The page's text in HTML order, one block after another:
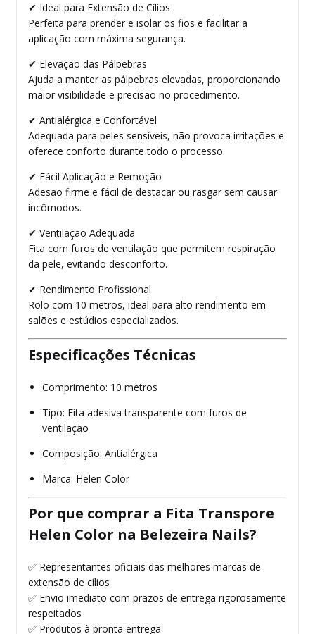
✔ Ideal para Extensão de Cílios
Perfeita para prender e isolar os fios e facilitar a
aplicação com máxima segurança.
✔ Elevação das Pálpebras
Ajuda a manter as pálpebras elevadas, proporcionando
maior visibilidade e precisão no procedimento.
✔ Antialérgica e Confortável
Adequada para peles sensíveis, não provoca irritações e
oferece conforto durante todo o processo.
✔ Fácil Aplicação e Remoção
Adesão firme e fácil de destacar ou rasgar sem causar
incômodos.
✔ Ventilação Adequada
Fita com furos de ventilação que permitem respiração
da pele, evitando desconforto.
✔ Rendimento Profissional
Rolo com 10 metros, ideal para alto rendimento em
salões e estúdios especializados.
Especificações Técnicas
Comprimento: 10 metros
Tipo: Fita adesiva transparente com furos de
ventilação
Composição: Antialérgica
Marca: Helen Color
Por que comprar a Fita Transpore
Helen Color na Belezeira Nails?
✅ Representantes oficiais das melhores marcas de
extensão de cílios
✅ Envio imediato com prazos de entrega rigorosamente
respeitados
✅ Produtos à pronta entrega